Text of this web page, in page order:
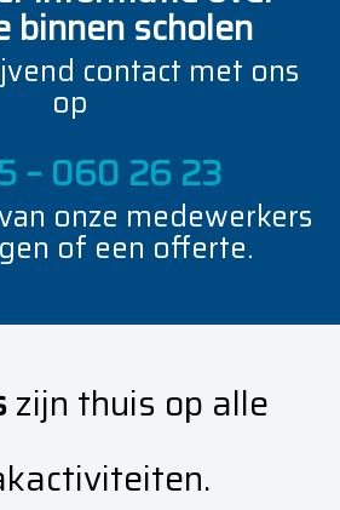
binnen scholen
contact met ons
op
– 060 26 23
onze medewerkers
of een offerte.
zijn thuis op alle